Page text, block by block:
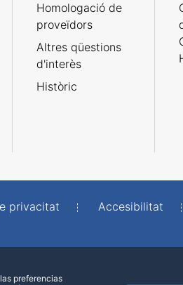
Homologació de
proveïdors
Altres qüestions
d'interès
Històric
privacitat Accesibilitat
preferencias